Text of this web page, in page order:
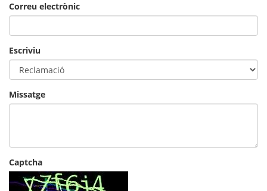
Correu electrònic
Escriviu
Missatge
Captcha